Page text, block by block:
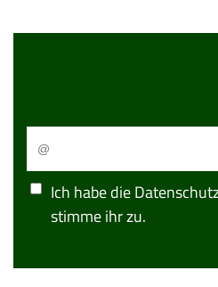
Ich habe die
stimme ihr zu.